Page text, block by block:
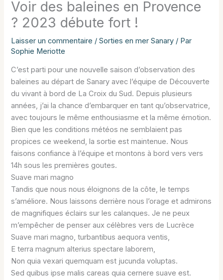
Voir des baleines en Provence
? 2023 débute fort !
Laisser un commentaire /Sorties en mer Sanary / Par
Sophie Meriotte
C’est parti pour une nouvelle saison d’observation des
baleines au départ de Sanary avec l’équipe de Découverte
du vivant à bord de La Croix du Sud. Depuis plusieurs
années, j’ai la chance d’embarquer en tant qu’observatrice,
avec toujours le même enthousiasme et la même émotion.
Bien que les conditions météos ne semblaient pas
propices ce weekend, la sortie est maintenue. Nous
faisons confiance à l’équipe et montons à bord vers vers
14h sous les premières goutes.
Suave mari magno
Tandis que nous nous éloignons de la côte, le temps
s’améliore. Nous laissons derrière nous l’orage et admirons
de magnifiques éclairs sur les calanques. Je ne peux
m’empêcher de penser aux célèbres vers de Lucrèce
Suave mari magno, turbantibus aequora ventis,
E terra magnum alterius spectare laborem,
Non quia vexari quemquam est jucunda voluptas.
Sed quibus ipse malis careas quia cernere suave est.